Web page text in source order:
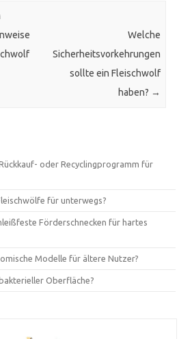
Welche
Sicherheitsvorkehrungen
sollte ein Fleischwolf
haben? →
oder Recyclingprogramm für
für unterwegs?
Förderschnecken für hartes
Modelle für ältere Nutzer?
Oberfläche?